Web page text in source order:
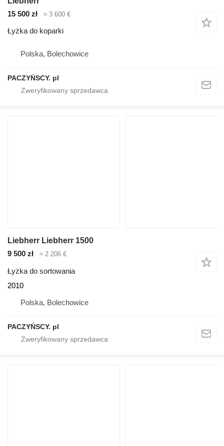
15 500 zł
≈ 3 600 €
Łyżka do koparki
Polska, Bolechowice
PACZYŃSCY. pl
Liebherr Liebherr 1500
9 500 zł
≈ 2 206 €
Łyżka do sortowania
2010
Polska, Bolechowice
PACZYŃSCY. pl